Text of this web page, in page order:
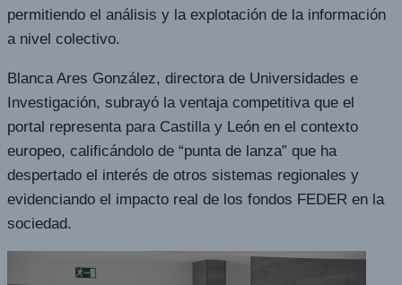
permitiendo el análisis y la explotación de la información
a nivel colectivo.
Blanca Ares González, directora de Universidades e
Investigación, subrayó la ventaja competitiva que el
portal representa para Castilla y León en el contexto
europeo, calificándolo de “punta de lanza” que ha
despertado el interés de otros sistemas regionales y
evidenciando el impacto real de los fondos FEDER en la
sociedad.